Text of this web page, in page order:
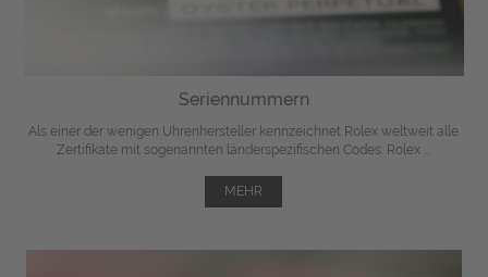
Seriennummern
Als einer der wenigen Uhrenhersteller kennzeichnet Rolex weltweit alle
Zertifikate mit sogenannten länderspezifischen Codes. Rolex ...
MEHR